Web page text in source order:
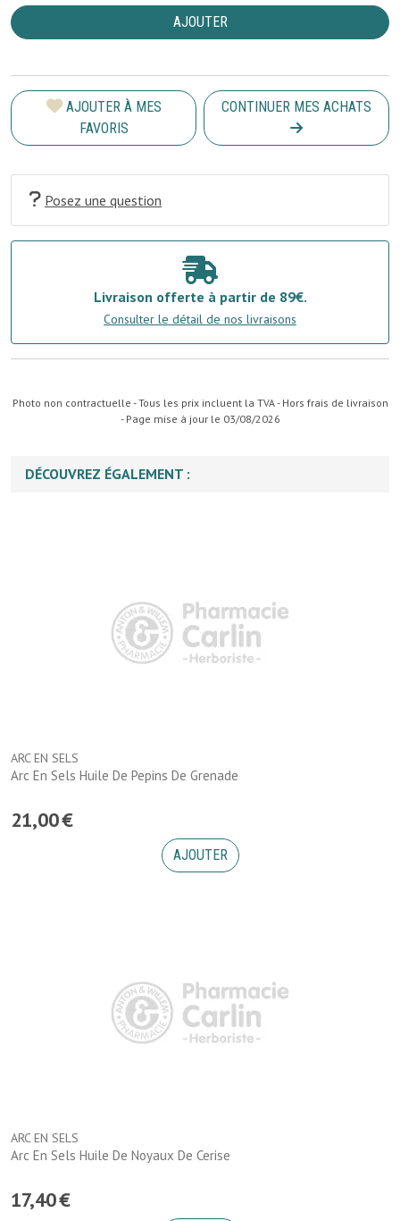
AJOUTER
AJOUTER À MES
FAVORIS
CONTINUER MES ACHATS
Posez une question
Livraison offerte à partir de 89€.
Consulter le détail de nos livraisons
Photo non contractuelle - Tous les prix incluent la TVA - Hors frais de livraison
- Page mise à jour le 03/08/2026
DÉCOUVREZ ÉGALEMENT :
ARC EN SELS
Arc En Sels Huile De Pepins De Grenade
21,00€
AJOUTER
ARC EN SELS
Arc En Sels Huile De Noyaux De Cerise
17,40€